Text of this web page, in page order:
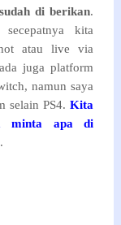
di berikan.
kita
atau live via
juga platform
namun saya
selain PS4.Kita
minta apa di
.